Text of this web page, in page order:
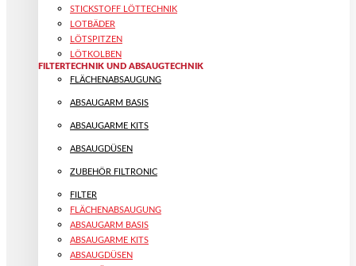
STICKSTOFF LÖTTECHNIK
LOTBÄDER
LÖTSPITZEN
LÖTKOLBEN
FILTERTECHNIK UND ABSAUGTECHNIK
FLÄCHENABSAUGUNG
ABSAUGARM BASIS
ABSAUGARME KITS
ABSAUGDÜSEN
ZUBEHÖR FILTRONIC
FILTER
FLÄCHENABSAUGUNG
ABSAUGARM BASIS
ABSAUGARME KITS
ABSAUGDÜSEN